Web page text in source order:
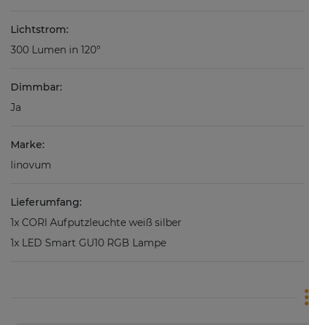
Lichtstrom:
300 Lumen in 120°
Dimmbar:
Ja
Marke:
linovum
Lieferumfang:
1x CORI Aufputzleuchte weiß silber
1x LED Smart GU10 RGB Lampe